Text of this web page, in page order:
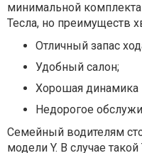
минимальной
Тесла, но преимуществ
Отличный запас
Удобный салон;
Хорошая динамика
Недорогое
Семейный водителям
модели Y. В случае